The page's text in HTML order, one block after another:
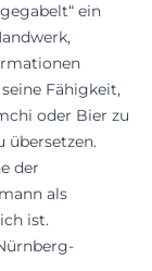
ein
Fähigkeit,
oder Bier zu
übersetzen.
der
als
ist.